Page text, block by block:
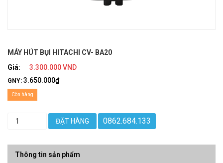
MÁY HÚT BỤI HITACHI CV- BA20
Giá:
3.300.000 VND
GNY: 3.650.000₫
Còn hàng
ĐẶT HÀNG 0862.684.133
Thông tin sản phẩm